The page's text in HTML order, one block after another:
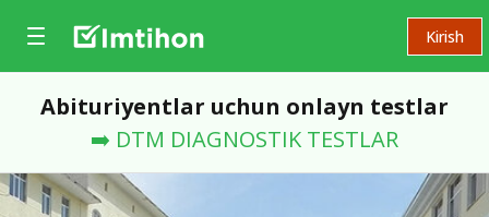
Kirish
Abituriyentlar uchun onlayn testlar
➡️ DTM DIAGNOSTIK TESTLAR